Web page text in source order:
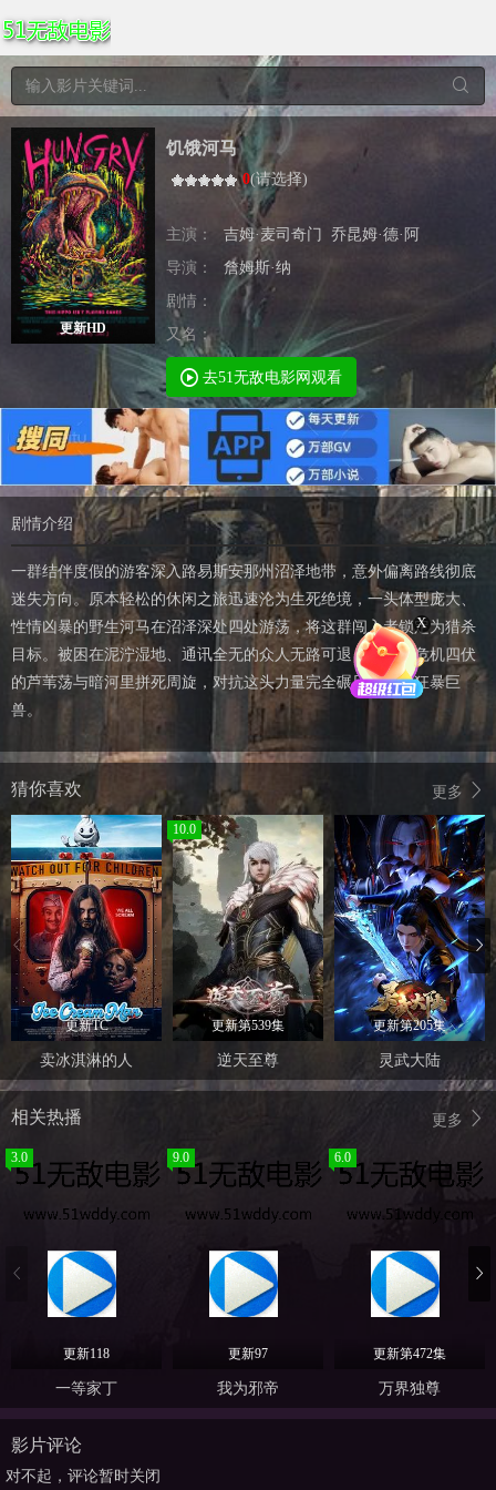
更新HD
饥饿河马
0(请选择)
主演： 吉姆·麦司奇门
乔昆姆·德·阿
导演：
詹姆斯·纳
剧情：
又名：
去51无敌电影网观看
剧情介绍
一群结伴度假的游客深入路易斯安那州沼泽地带，意外偏离路线彻底
迷失方向。原本轻松的休闲之旅迅速沦为生死绝境，一头体型庞大、
性情凶暴的野生河马在沼泽深处四处游荡，将这群闯入者锁定为猎杀
目标。被困在泥泞湿地、通讯全无的众人无路可退，只能在危机四伏
的芦苇荡与暗河里拼死周旋，对抗这头力量完全碾压人类的狂暴巨
兽。
更多
猜你喜欢
更新TC
卖冰淇淋的人
10.0
更新第539集
逆天至尊
更新第205集
灵武大陆
更多
相关热播
3.0
更新118
一等家丁
9.0
更新97
我为邪帝
6.0
更新第472集
万界独尊
影片评论
对不起，评论暂时关闭
X